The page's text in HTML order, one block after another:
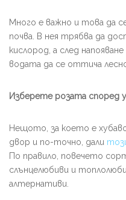
Много е важно и това да
почва. В нея трябва да
кислород, а след
водата да се оттича
Изберете розата според
Нещото, за което е
двор и по-точно, дали
По правило, повечето
слънцелюбиви и
алтернативи.